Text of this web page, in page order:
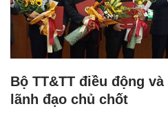
Bộ TT&TT điều động
lãnh đạo chủ chốt